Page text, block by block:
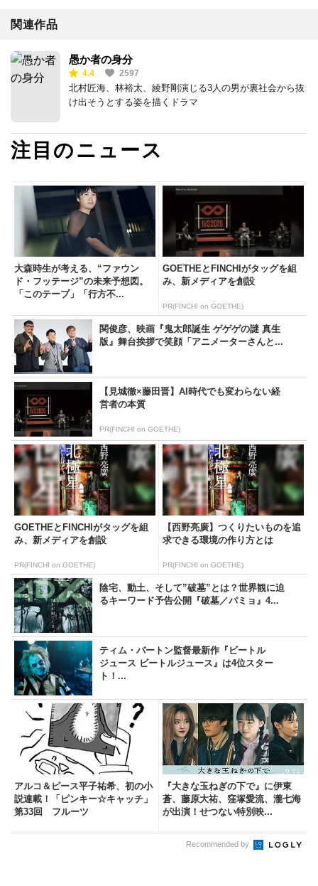
関連作品
愚か者の身分
4.4 2597
北村匠海、林裕太、綾野剛演じる3人の男が裏社会から抜
け出そうとする姿を描くドラマ
注目のニュース
大森時生が考える、“ファウン
ド・フッテージ”の未来予想図。
「このテープ」「行方不...
GOETHEとFINCHIがタッグを組
み、新メディアを創設
PR(FINCHI on GOETHE)
関俊彦、映画『鬼太郎誕生 ゲゲゲの謎 真生
版』舞台挨拶で笑顔「アニメーターさんと...
【見城徹×藤田晋】AI時代でも変わらない経
営者の本質
PR(FINCHI on GOETHE)
GOETHEとFINCHIがタッグを組
み、新メディアを創設
PR(FINCHI on GOETHE)
【西野亮廣】つくりたいものを追
求できる環境の作り方とは
PR(FINCHI on GOETHE)
陰宅、動土、そして”破墓”とは？世界観に迫
るキーワード予告公開『破墓／パミョ』4...
ティム・バートン監督最新作『ビートル
ジュース ビートルジュース』は4位スター
ト！...
アルコ＆ピース平子祐希、初の小
説連載！「ピンキー☆キャッチ」
第33回 フルーツ
『大きな玉ねぎの下で』に伊東
蒼、藤原大祐、窪塚愛流、瀧七海
が出演！せつない特別映...
Recommended by